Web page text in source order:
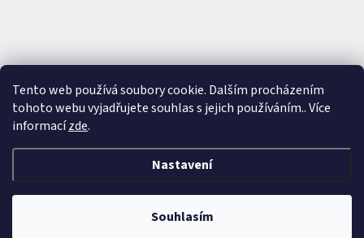
Tento web používá soubory cookie. Dalším procházením
tohoto webu vyjadřujete souhlas s jejich používáním.. Více
informacízde.
Nastavení
Souhlasím
Vytvořil Shoptet
ArmWine. Všechna práva vyhrazena.